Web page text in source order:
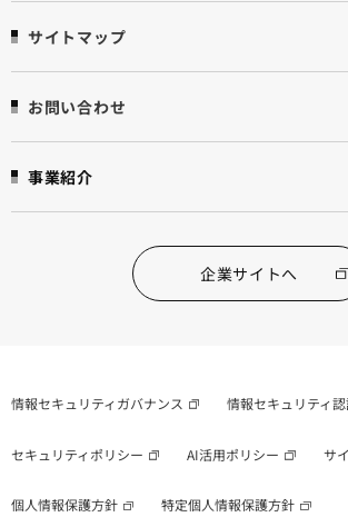
サイトマップ
お問い合わせ
事業紹介
企業サイトへ
情報セキュリティガバナンス 情報セキュリティ
セキュリティポリシー AI活用ポリシー サ
個人情報保護方針 特定個人情報保護方針